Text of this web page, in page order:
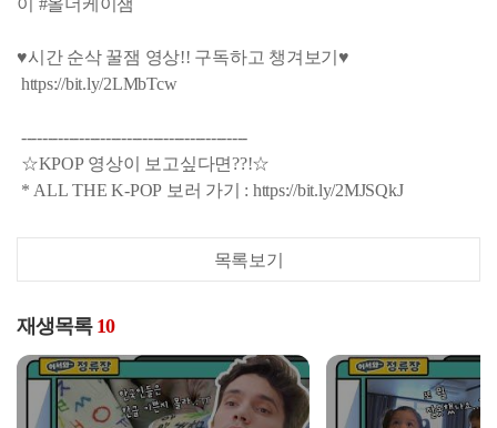
♥시간 순삭 꿀잼 영상!! 구독하고 챙겨보기♥
https://bit.ly/2LMbTcw
-------------------------------------------
☆KPOP 영상이 보고싶다면??!☆
* ALL THE K-POP 보러 가기 : https://bit.ly/2MJSQkJ
목록보기
재생목록 10